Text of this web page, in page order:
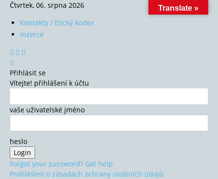
Čtvrtek, 06. srpna 2026
Kontakty / Etický kodex
Inzerce
Přihlásit se
Vítejte! přihlášení k účtu
vaše uživatelské jméno
heslo
Forgot your password? Get help
Prohlášení o zásadách ochrany osobních údajů
Translate »